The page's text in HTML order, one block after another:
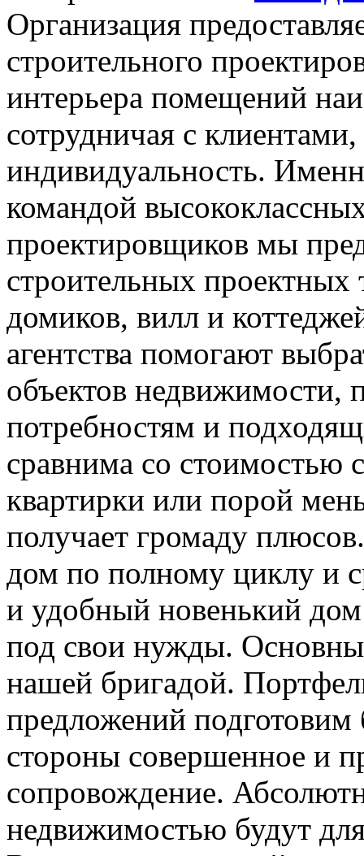
Организация
строительного
интерьера помещений
сотрудничая с
индивидуальность.
командой
проектировщиков мы
строительных проектных
домиков, вилл и
агентства помогают
объектов
потребностям и
сравнима со стоимостью
квартирки или порой
получает громаду
дом по полному циклу и
и удобный новенький дом
под свои нужды.
нашей бригадой.
предложений
стороны совершенное и
сопровождение.
недвижимостью будут